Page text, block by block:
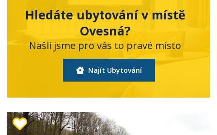
Hledáte ubytování v místě
Ovesná?
Našli jsme pro vás to pravé místo
Najít Ubytování